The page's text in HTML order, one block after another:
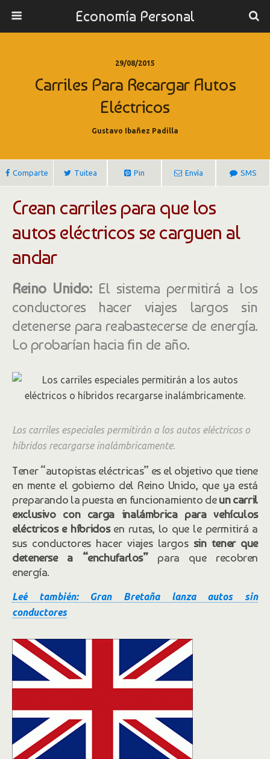
Economía Personal
29/08/2015
Carriles Para Recargar Autos
Eléctricos
Gustavo Ibañez Padilla
Comparte Tuitea Pin Envía SMS
Crean carriles para que los
autos eléctricos se carguen al
andar
Reino Unido: El sistema permitirá a los
conductores hacer viajes largos sin
detenerse para reabastecerse de energía.
Lo probarían hacia fin de año.
Los carriles especiales permitirán a los autos eléctricos o
híbridos recargarse inalámbricamente.
Tener “autopistas eléctricas” es el objetivo que tiene
en mente el gobierno del Reino Unido, que ya está
preparando la puesta en funcionamiento deun carril
exclusivo con carga inalámbrica para vehículos
eléctricos e híbridos en rutas, lo que le permitirá a
sus conductores hacer viajes largos sin tener que
detenerse a “enchufarlos”para que recobren
energía.
Leé también: Gran Bretaña lanza autos sin
conductores